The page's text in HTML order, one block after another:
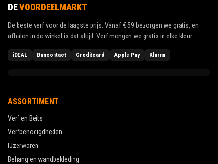
DEVOORDEELMARKT
De beste verf voor de laagste prijs. Vanaf€ 59 bezorgen we gratis, en
afhalen in de winkel is dat altijd. Verf mengen we gratis in elke kleur.
iDEAL Bancontact Creditcard Apple Pay Klarna
ASSORTIMENT
Verf en Beits
Verfbenodigdheden
IJzerwaren
Behang en wandbekleding